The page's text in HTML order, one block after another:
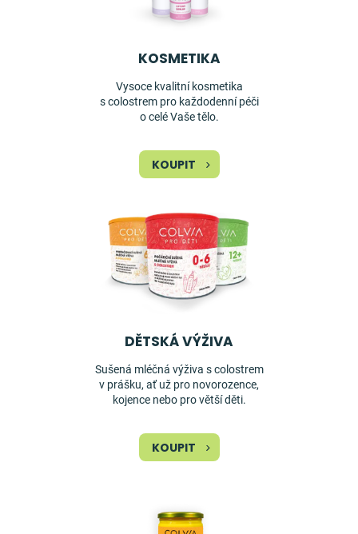
KOSMETIKA
Vysoce kvalitní kosmetika
s colostrem pro každodenní péči
o celé Vaše tělo.
KOUPIT
DĚTSKÁ VÝŽIVA
Sušená mléčná výživa s colostrem
v prášku, ať už pro novorozence,
kojence nebo pro větší děti.
KOUPIT